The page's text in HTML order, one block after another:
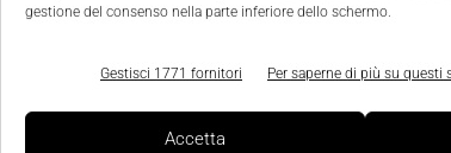
gestione del consenso nella parte inferiore dello schermo.
Gestisci 1771 fornitori Per saperne di più su questi
Accetta